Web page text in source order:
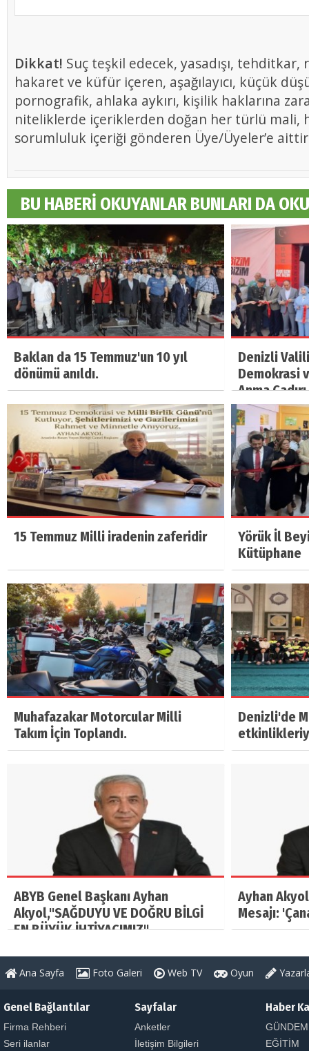
Dikkat! Suç teşkil edecek, yasadışı, tehditkar,
hakaret ve küfür içeren, aşağılayıcı, küçük
pornografik, ahlaka aykırı, kişilik haklarına
niteliklerde içeriklerden doğan her türlü mali,
sorumluluk içeriği gönderen Üye/Üyeler’e
BU HABERİ OKUYANLAR BUNLARI DA
Baklan da 15 Temmuz'un 10 yıl
dönümü anıldı.
Denizli
Demokrasi
Anma
15 Temmuz Milli iradenin zaferidir
Yörük İl
Kütüphane
Muhafazakar Motorcular Milli
Takım İçin Toplandı.
Denizli'de
ABYB Genel Başkanı Ayhan
Akyol,"SAĞDUYU VE DOĞRU BİLGİ
EN BÜYÜK İHTİYACIMIZ"
Ayhan
Mesajı:
Ana Sayfa Foto Galeri Web TV Oyun
Genel Bağlantılar
Firma Rehberi
Seri ilanlar
Sayfalar
Anketler
İletişim Bilgileri
Haber
GÜNDEM
EĞİTİM